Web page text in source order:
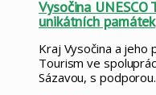
Vysočina
unikátních památek
Kraj Vysočina a jeho
Tourism ve
Sázavou, s